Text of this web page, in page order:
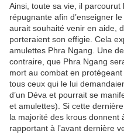
Ainsi, toute sa vie, il
répugnante afin d’enseigner
aurait souhaité venir en aide,
porteraient son effigie. Cela
amulettes Phra Ngang. Une
contraire, que Phra Ngang
mort au combat en
tous ceux qui le lui
d’un Déva et pourrait se
et amulettes). Si cette
la majorité des krous donnent
rapportant à l’avant dernière